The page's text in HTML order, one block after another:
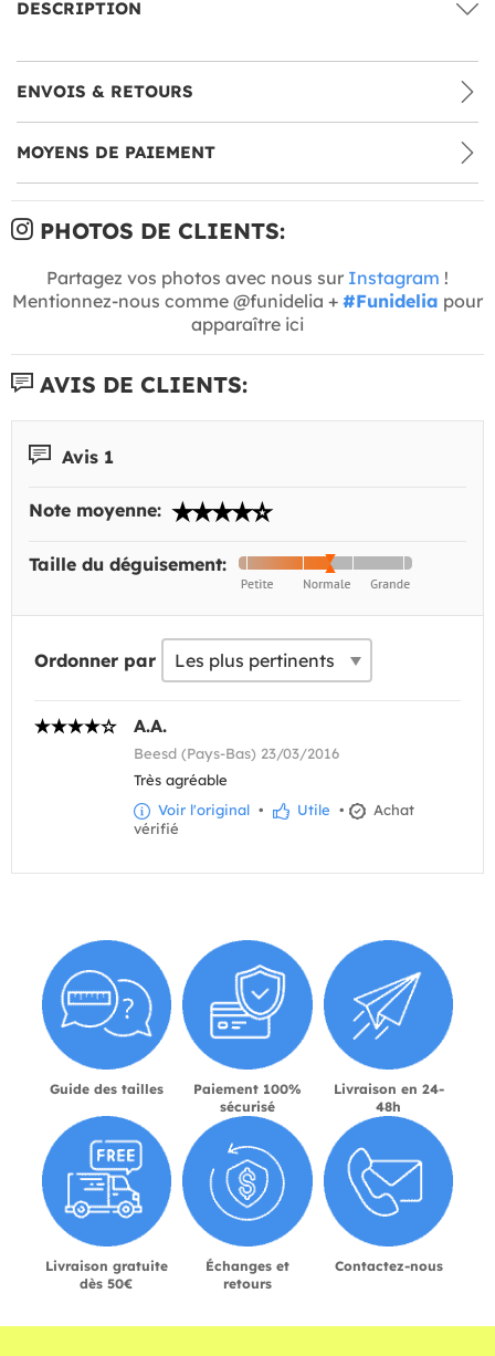
DESCRIPTION
ENVOIS & RETOURS
MOYENS DE PAIEMENT
PHOTOS DE CLIENTS:
Partagez vos photos avec nous sur Instagram !
Mentionnez-nous comme @funidelia + #Funidelia pour
apparaître ici
AVIS DE CLIENTS:
Avis 1
Note moyenne:
Taille du déguisement:
Ordonner par
A.A.
Beesd (Pays-Bas) 23/03/2016
Très agréable
Voir l'original • Utile •
Achat
vérifié
Guide des tailles
Paiement 100%
sécurisé
Livraison en 24-
48h
Livraison gratuite
dès 50€
Échanges et
retours
Contactez-nous